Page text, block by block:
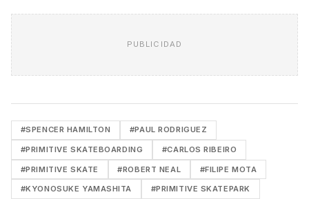
PUBLICIDAD
#SPENCER HAMILTON #PAUL RODRIGUEZ
#PRIMITIVE SKATEBOARDING #CARLOS RIBEIRO
#PRIMITIVE SKATE #ROBERT NEAL #FILIPE MOTA
#KYONOSUKE YAMASHITA #PRIMITIVE SKATEPARK